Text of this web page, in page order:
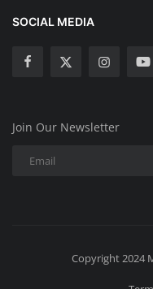
SOCIAL MEDIA
Join Our Newsletter
Copyright 2024